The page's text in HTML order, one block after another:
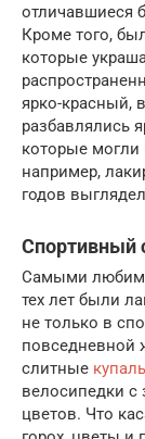
отличавшиеся
Кроме того,
которые
ярко-красный,
разбавлялись
которые могли
например,
годов
Спортивный
Самыми
тех лет были
не только в
повседневной
слитные
велосипедки
цветов. Что